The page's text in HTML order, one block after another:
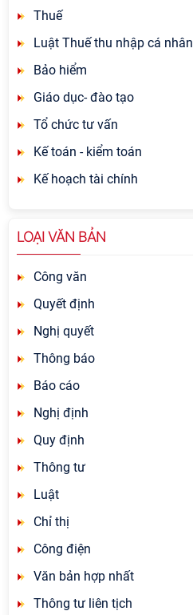
Thuế
Luật Thuế thu nhập cá nhân
Bảo hiểm
Giáo dục- đào tạo
Tổ chức tư vấn
Kế toán - kiểm toán
Kế hoạch tài chính
LOẠI VĂN BẢN
Công văn
Quyết định
Nghị quyết
Thông báo
Báo cáo
Nghị định
Quy định
Thông tư
Luật
Chỉ thị
Công điện
Văn bản hợp nhất
Thông tư liên tịch